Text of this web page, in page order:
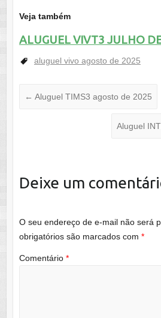
Veja também
ALUGUEL VIVT3 JULHO
aluguel vivo agosto de 2025
← Aluguel TIMS3 agosto de 2025
Aluguel
Deixe um
O seu endereço de e-mail não será
obrigatórios são marcados com *
Comentário *